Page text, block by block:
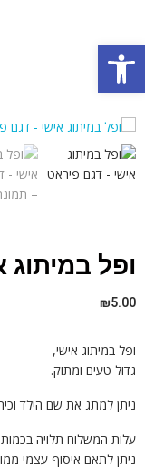
פתח סרגל נגישות
ופל
₪5.00
ופל במיתוג אישי,
גדול טעים ומתוק.
ניתן למתג את שם הילד
עלות המשלוח תלויה בכמות
ניתן לתאם איסוף עצמי